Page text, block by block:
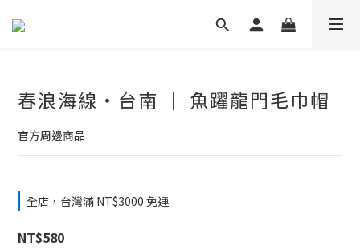
春浪海線・台南 │ 魚躍龍門毛巾帽
官方周邊商品
全店，台灣滿 NT$3000 免運
NT$580